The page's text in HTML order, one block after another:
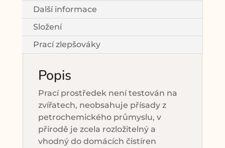
Další informace
Složení
Prací zlepšováky
Popis
Prací prostředek není testován na
zvířatech, neobsahuje přísady z
petrochemického průmyslu, v
přírodě je zcela rozložitelný a
vhodný do domácích čistíren